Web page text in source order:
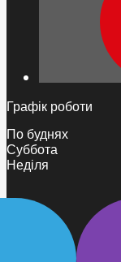
Графік роботи
По буднях
Суббота
Неділя